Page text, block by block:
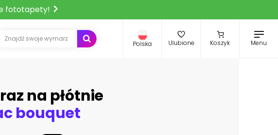
fototapety!
Polska Ulubione Koszyk Menu
na płótnie
bouquet